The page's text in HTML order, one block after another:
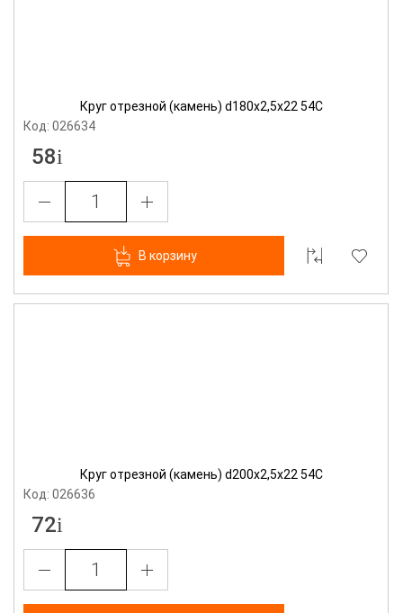
Круг отрезной (камень) d180х2,5х22 54С
Код: 026634
58
В корзину
Круг отрезной (камень) d200х2,5х22 54С
Код: 026636
72